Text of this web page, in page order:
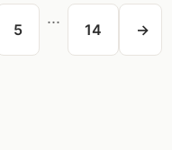
5
...
14 →